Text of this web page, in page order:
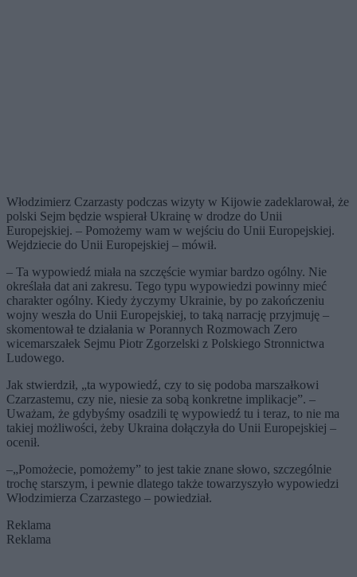
Włodzimierz Czarzasty podczas wizyty w Kijowie zadeklarował, że
polski Sejm będzie wspierał Ukrainę w drodze do Unii
Europejskiej. – Pomożemy wam w wejściu do Unii Europejskiej.
Wejdziecie do Unii Europejskiej – mówił.
– Ta wypowiedź miała na szczęście wymiar bardzo ogólny. Nie
określała dat ani zakresu. Tego typu wypowiedzi powinny mieć
charakter ogólny. Kiedy życzymy Ukrainie, by po zakończeniu
wojny weszła do Unii Europejskiej, to taką narrację przyjmuję –
skomentował te działania w Porannych Rozmowach Zero
wicemarszałek Sejmu Piotr Zgorzelski z Polskiego Stronnictwa
Ludowego.
Jak stwierdził, „ta wypowiedź, czy to się podoba marszałkowi
Czarzastemu, czy nie, niesie za sobą konkretne implikacje”. –
Uważam, że gdybyśmy osadzili tę wypowiedź tu i teraz, to nie ma
takiej możliwości, żeby Ukraina dołączyła do Unii Europejskiej –
ocenił.
–„Pomożecie, pomożemy” to jest takie znane słowo, szczególnie
trochę starszym, i pewnie dlatego także towarzyszyło wypowiedzi
Włodzimierza Czarzastego – powiedział.
Reklama
Reklama